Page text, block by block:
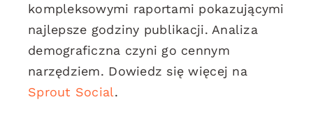
kompleksowymi raportami pokazującymi
najlepsze godziny publikacji. Analiza
demograficzna czyni go cennym
narzędziem. Dowiedz się więcej na
Sprout Social.